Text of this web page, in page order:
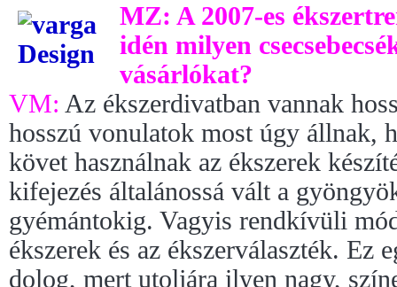
MZ: A 2007-es
idén milyen
vásárlókat?
VM: Az ékszerdivatban vannak
hosszú vonulatok most úgy állnak,
követ használnak az ékszerek
kifejezés általánossá vált a
gyémántokig. Vagyis rendkívüli
ékszerek és az ékszerválaszték. Ez
dolog, mert utoljára ilyen nagy,